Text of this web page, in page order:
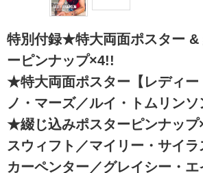
特別付録★特大両面ポスター &
ーピンナップ×4!!
★特大両面ポスター【レディー
ノ・マーズ／ルイ・トムリンソ
★綴じ込みポスターピンナップ
スウィフト／マイリー・サイラ
カーペンター／グレイシー・エ